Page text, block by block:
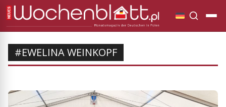
#EWELINA WEINKOPF